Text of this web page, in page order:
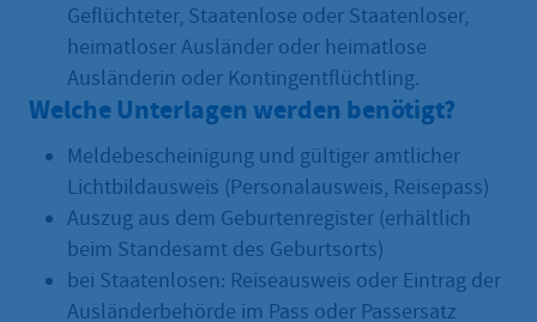
Geflüchteter, Staatenlose oder Staatenloser,
heimatloser Ausländer oder heimatlose
Ausländerin oder Kontingentflüchtling.
Welche Unterlagen werden benötigt?
Meldebescheinigung und gültiger amtlicher
Lichtbildausweis (Personalausweis, Reisepass)
Auszug aus dem Geburtenregister (erhältlich
beim Standesamt des Geburtsorts)
bei Staatenlosen: Reiseausweis oder Eintrag der
Ausländerbehörde im Pass oder Passersatz